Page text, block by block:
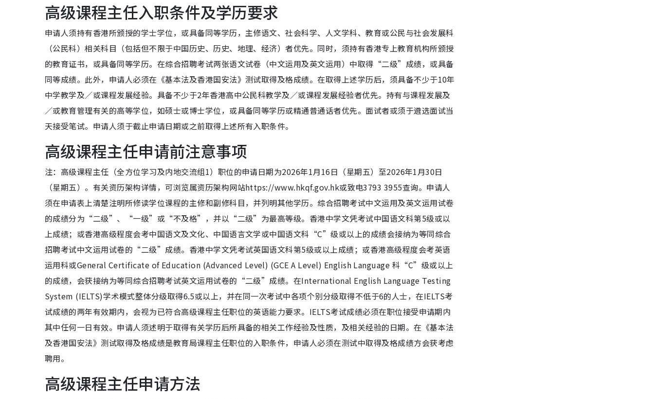
高级课程主任入职条件及学历要求
申请人须持有香港所颁授的学士学位，或具备同等学历，主修语文、社会科学、人文学科、教育或公民与社会发展科
（公民科）相关科目（包括但不限于中国历史、历史、地理、经济）者优先。同时，须持有香港专上教育机构所颁授
的教育证书，或具备同等学历。在综合招聘考试两张语文试卷（中文运用及英文运用）中取得“二级”成绩，或具备
同等成绩。此外，申请人必须在《基本法及香港国安法》测试取得及格成绩。在取得上述学历后，须具备不少于10年
中学教学及／或课程发展经验。具备不少于2年香港高中公民科教学及／或课程发展经验者优先。持有与课程发展及
／或教育管理有关的高等学位，如硕士或博士学位，或具备同等学历或精通普通话者优先。面试者或须于遴选面试当
天接受笔试。申请人须于截止申请日期或之前取得上述所有入职条件。
高级课程主任申请前注意事项
注：高级课程主任（全方位学习及内地交流组1）职位的申请日期为2026年1月16日（星期五）至2026年1月30日
（星期五）。有关资历架构详情，可浏览属资历架构网站https://www.hkqf.gov.hk或致电3793 3955查询。申请人
须在申请表上清楚注明所修读学位课程的主修和副修科目，并列明其他学历。综合招聘考试中文运用及英文运用试卷
的成绩分为“二级”、“一级”或“不及格”，并以“二级”为最高等级。香港中学文凭考试中国语文科第5级或以
上成绩；或香港高级程度会考中国语文及文化、中国语言文学或中国语文科“C”级或以上的成绩会接纳为等同综合
招聘考试中文运用试卷的“二级”成绩。香港中学文凭考试英国语文科第5级或以上成绩；或香港高级程度会考英语
运用科或General Certificate of Education (Advanced Level) (GCE A Level) English Language 科“C”级或以上
的成绩，会获接纳为等同综合招聘考试英文运用试卷的“二级”成绩。在International English Language Testing
System (IELTS)学术模式整体分级取得6.5或以上，并在同一次考试中各项个别分级取得不低于6的人士，在IELTS考
试成绩的两年有效期内，会视为已符合高级课程主任职位的英语能力要求。IELTS考试成绩必须在职位接受申请期内
其中任何一日有效。申请人须述明于取得有关学历后所具备的相关工作经验及性质，及相关经验的日期。在《基本法
及香港国安法》测试取得及格成绩是教育局课程主任职位的入职条件，申请人必须在测试中取得及格成绩方会获考虑
聘用。
高级课程主任申请方法